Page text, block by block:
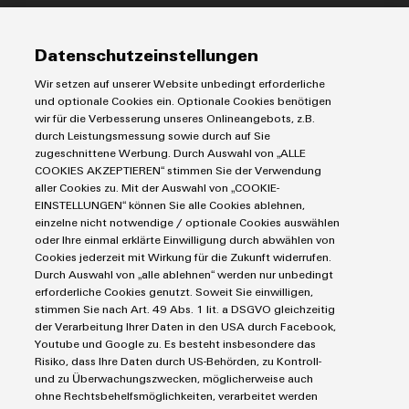
bestückte
Gehäuse
Kundenspezifische
Kabelkonfektionierung
Produktinnovationen
Praxisnahe
Verbindungen für
Ihre Industrie.
Unsere Neuheiten
im Bereich
Industrial
Connectivity.
Koppelrelais
Leiterplattensteckverbinder und Leiterplattenklemmen
Markierungssysteme
Reihenklemmen
Stromversorgungen
Industrial IoT
Industrial Security
Single Pair Ethernet
Smart Metering
SNAP IN Anschlusstechnologie
Workplace Solutions
Service
Connectivity Consulting
eShop / Digitale Bestellmöglichkeiten
Engineering-Daten
PCB Connector Services
Support Center
Technische Produktkataloge
Weidmüller Configurator
Industrien
Datencenter
Gerätehersteller
Maschinenbau
Photovoltaik
Wasserstoff
Weidmüller Industry Match
Windenergie
Impressum
Einkaufs- /Lieferanteninformationen
Datenschutzerklärung
Cookie Richtlinie
Cookie Einstellungen
Weidmüller GmbH & Co KG
Klingenbergstraße 26
Datenschutzeinstellungen
Wir setzen auf unserer Website unbedingt erforderliche
und optionale Cookies ein. Optionale Cookies benötigen
wir für die Verbesserung unseres Onlineangebots, z.B.
durch Leistungsmessung sowie durch auf Sie
zugeschnittene Werbung. Durch Auswahl von „ALLE
COOKIES AKZEPTIEREN“ stimmen Sie der Verwendung
aller Cookies zu. Mit der Auswahl von „COOKIE-
EINSTELLUNGEN“ können Sie alle Cookies ablehnen,
einzelne nicht notwendige / optionale Cookies auswählen
oder Ihre einmal erklärte Einwilligung durch abwählen von
Cookies jederzeit mit Wirkung für die Zukunft widerrufen.
Durch Auswahl von „alle ablehnen“ werden nur unbedingt
erforderliche Cookies genutzt. Soweit Sie einwilligen,
stimmen Sie nach Art. 49 Abs. 1 lit. a DSGVO gleichzeitig
der Verarbeitung Ihrer Daten in den USA durch Facebook,
Youtube und Google zu. Es besteht insbesondere das
Risiko, dass Ihre Daten durch US-Behörden, zu Kontroll-
und zu Überwachungszwecken, möglicherweise auch
ohne Rechtsbehelfsmöglichkeiten, verarbeitet werden